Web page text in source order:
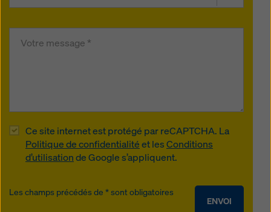
Ce site internet est protégé par reCAPTCHA. La
Politique de confidentialitéet lesConditions
d’utilisationde Google s’appliquent.
ENVOI
Les champs précédés de * sont obligatoires